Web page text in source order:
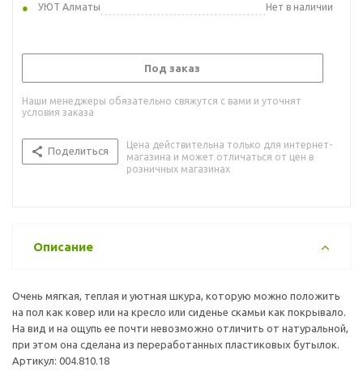
УЮТ Алматы
Нет в наличии
Под заказ
Наши менеджеры обязательно свяжутся с вами и уточнят
условия заказа
Поделиться
Цена действительна только для интернет-
магазина и может отличаться от цен в
розничных магазинах
Описание
Очень мягкая, теплая и уютная шкура, которую можно положить
на пол как ковер или на кресло или сиденье скамьи как покрывало.
На вид и на ощупь ее почти невозможно отличить от натуральной,
при этом она сделана из переработанных пластиковых бутылок.
Артикул: 004.810.18